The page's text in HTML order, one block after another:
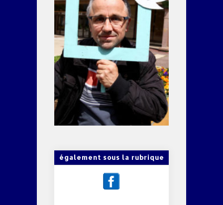
également sous la rubrique